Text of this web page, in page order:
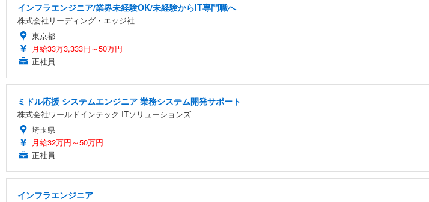
インフラエンジニア/業界未経験OK/未経験からIT専門職へ
株式会社リーディング・エッジ社
東京都
月給33万3,333円～50万円
正社員
ミドル応援 システムエンジニア 業務システム開発サポート
株式会社ワールドインテック ITソリューションズ
埼玉県
月給32万円～50万円
正社員
インフラエンジニア